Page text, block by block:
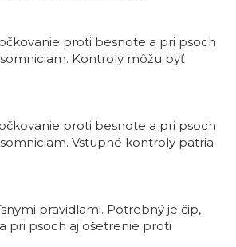
proti besnote a pri psoch
Kontroly môžu byť
proti besnote a pri psoch
Vstupné kontroly patria
pravidlami. Potrebný je čip,
pri psoch aj ošetrenie proti